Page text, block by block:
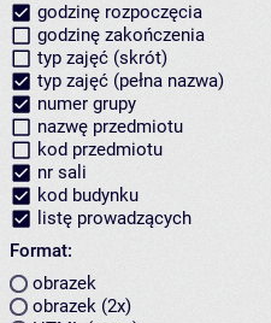
godzinę rozpoczęcia
godzinę zakończenia
typ zajęć (skrót)
typ zajęć (pełna nazwa)
numer grupy
nazwę przedmiotu
kod przedmiotu
nr sali
kod budynku
listę prowadzących
Format:
obrazek
obrazek (2x)